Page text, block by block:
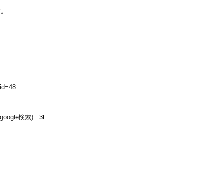
。
検索) 3F